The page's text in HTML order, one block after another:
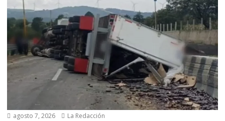
agosto 7, 2026 La Redacción